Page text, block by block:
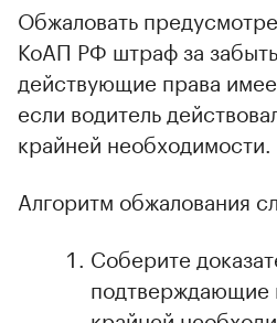
Обжаловать
КоАП РФ штраф за
действующие права
если водитель
крайней необходимости.
Алгоритм обжалования
Соберите
подтверждающие